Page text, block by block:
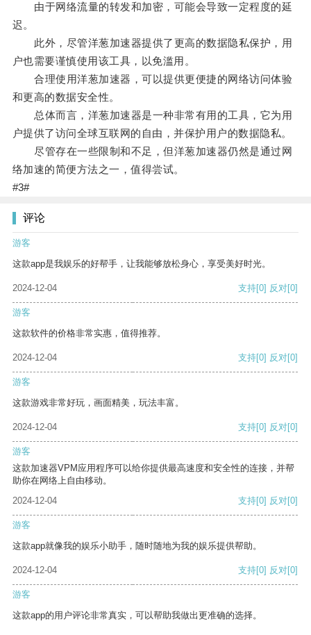
由于网络流量的转发和加密，可能会导致一定程度的延
迟。
此外，尽管洋葱加速器提供了更高的数据隐私保护，用
户也需要谨慎使用该工具，以免滥用。
合理使用洋葱加速器，可以提供更便捷的网络访问体验
和更高的数据安全性。
总体而言，洋葱加速器是一种非常有用的工具，它为用
户提供了访问全球互联网的自由，并保护用户的数据隐私。
尽管存在一些限制和不足，但洋葱加速器仍然是通过网
络加速的简便方法之一，值得尝试。
#3#
评论
游客
这款app是我娱乐的好帮手，让我能够放松身心，享受美好时光。
2024-12-04 支持[0] 反对[0]
游客
这款软件的价格非常实惠，值得推荐。
2024-12-04 支持[0] 反对[0]
游客
这款游戏非常好玩，画面精美，玩法丰富。
2024-12-04 支持[0] 反对[0]
游客
这款加速器VPM应用程序可以给你提供最高速度和安全性的连接，并帮
助你在网络上自由移动。
2024-12-04
支持[0] 反对[0]
游客
这款app就像我的娱乐小助手，随时随地为我的娱乐提供帮助。
2024-12-04 支持[0] 反对[0]
游客
这款app的用户评论非常真实，可以帮助我做出更准确的选择。